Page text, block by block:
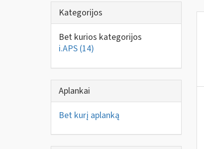
Kategorijos
Bet kurios kategorijos
i.APS (14)
Aplankai
Bet kurį aplanką